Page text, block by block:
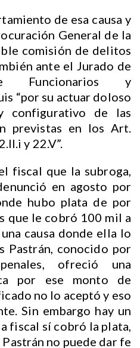
de esa causa y
General de la
comisión de delitos
ante el Jurado de
Funcionarios y
“por su actuar doloso
de las
previstas en los Art.
y 22.V”.
fiscal que la subroga,
en agosto por
hubo plata de por
que le cobró 100 mil a
causa donde ella lo
Pastrán, conocido por
ofreció una
por ese monto de
no lo aceptó y eso
Sin embargo hay un
fiscal sí cobró la plata,
no puede dar fe